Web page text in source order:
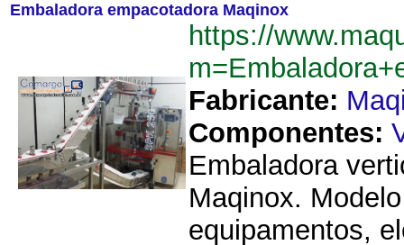
Embaladora empacotadora Maqinox
https://
Fabricante:
Componentes:
Embaladora
Maqinox.
equipamentos,